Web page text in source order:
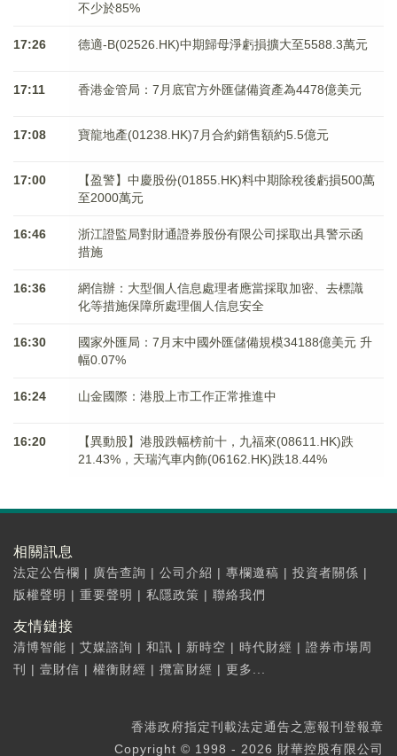
不少於85%
17:26 德適-B(02526.HK)中期歸母淨虧損擴大至5588.3萬元
17:11 香港金管局：7月底官方外匯儲備資產為4478億美元
17:08 寶龍地產(01238.HK)7月合約銷售額約5.5億元
17:00
【盈警】中慶股份(01855.HK)料中期除稅後虧損500萬
至2000萬元
16:46
浙江證監局對財通證券股份有限公司採取出具警示函
措施
16:36
網信辦：大型個人信息處理者應當採取加密、去標識
化等措施保障所處理個人信息安全
16:30
國家外匯局：7月末中國外匯儲備規模34188億美元 升
幅0.07%
16:24 山金國際：港股上市工作正常推進中
16:20
【異動股】港股跌幅榜前十，九福來(08611.HK)跌
21.43%，天瑞汽車内飾(06162.HK)跌18.44%
相關訊息
法定公告欄 | 廣告查詢 | 公司介紹 | 專欄邀稿 | 投資者關係 |
版權聲明 | 重要聲明 | 私隱政策 | 聯絡我們
友情鏈接
清博智能 | 艾媒諮詢 | 和訊 | 新時空 | 時代財經 | 證券市場周
刊
| 壹財信 | 權衡財經 | 攬富財經 | 更多...
香港政府指定刊載法定通告之憲報刊登報章
Copyright © 1998 - 2026 財華控股有限公司